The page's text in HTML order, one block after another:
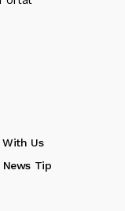
With Us
Tip